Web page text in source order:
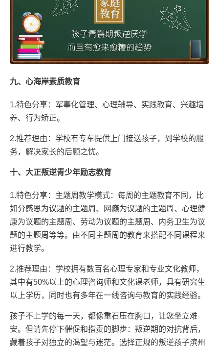
九、心海岸素质教育
1.特色分享：军事化管理、心理辅导、实践教育、兴趣培
养、行为矫正。
2.推荐理由：学校有专车提供上门接送孩子，到学校的服
务，解决家长的后顾之忧。
十、大正叛逆青少年励志教育
1.特色分享：主题周教学模式：每周的主题教育不同，比
如分感恩为议题的主题周、网瘾为议题的主题周、心理健
康为议题的主题周、劳动为议题的主题周、内务卫生为议
题的主题周等等。由不同主题周的教育来搭配不同课程来
进行教学。
2.推荐理由：学校拥有数百名心理专家和专业文化教师，
其中有50%以上的心理咨询师和文化课老师，具有研究生
以上学历，同时也有多年在一线咨询与教育的实践经验。
孩子不上学的每一天，都像重石压在胸口，让您坐立难
安。但请先停下催促和指责的脚步：叛逆期的对抗背后，
藏着孩子对独立的渴望与迷茫。选择正规的叛逆孩子滨州